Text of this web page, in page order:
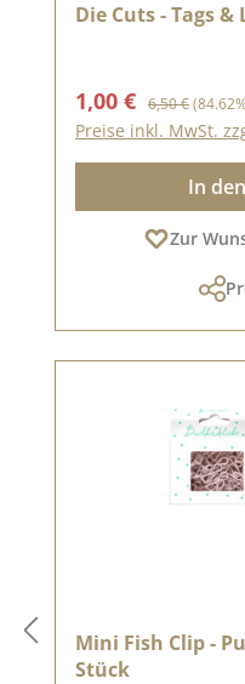
Die Cuts - Tags
Verkaufspreis:
1,00 € Regulärer Preis:
6,50 €
Preise inkl. MwSt.
In
Zur
Mini Fish Clip -
Stück